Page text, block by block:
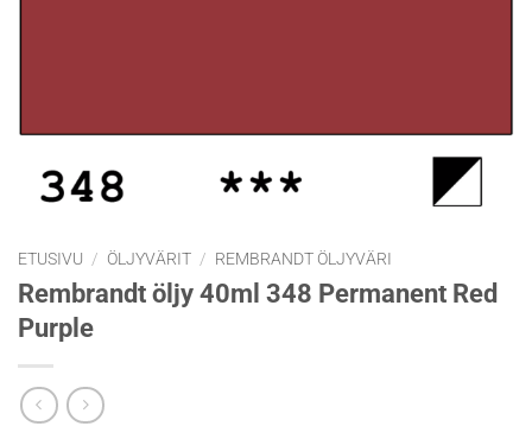
ETUSIVU / ÖLJYVÄRIT / REMBRANDT ÖLJYVÄRI
Rembrandt öljy 40ml 348 Permanent Red
Purple